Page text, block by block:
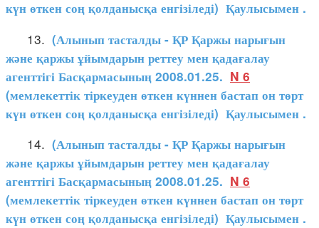
күн өткен соң қолданысқа енгізіледі) Қаулысымен .
13. (Алынып тасталды - ҚР Қаржы нарығын
және қаржы ұйымдарын реттеу мен қадағалау
агенттігі Басқармасының 2008.01.25. N 6
(мемлекеттік тіркеуден өткен күннен бастап он төрт
күн өткен соң қолданысқа енгізіледі) Қаулысымен .
14. (Алынып тасталды - ҚР Қаржы нарығын
және қаржы ұйымдарын реттеу мен қадағалау
агенттігі Басқармасының 2008.01.25. N 6
(мемлекеттік тіркеуден өткен күннен бастап он төрт
күн өткен соң қолданысқа енгізіледі) Қаулысымен .